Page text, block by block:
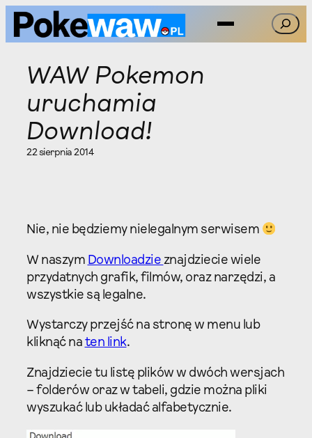
Przejdź
Szukaj
WAW Pokemon
uruchamia
Download!
22 sierpnia 2014
Nie, nie będziemy nielegalnym serwisem
W naszym Downloadzie znajdziecie wiele
przydatnych grafik, filmów, oraz narzędzi, a
wszystkie są legalne.
Wystarczy przejść na stronę w menu lub
kliknąć na ten link.
Znajdziecie tu listę plików w dwóch wersjach
– folderów oraz w tabeli, gdzie można pliki
wyszukać lub układać alfabetycznie.